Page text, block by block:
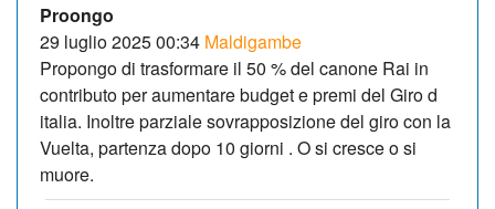
Proongo
29 luglio 2025 00:34 Maldigambe
Propongo di trasformare il 50 % del canone Rai in
contributo per aumentare budget e premi del Giro d
italia. Inoltre parziale sovrapposizione del giro con la
Vuelta, partenza dopo 10 giorni . O si cresce o si
muore.